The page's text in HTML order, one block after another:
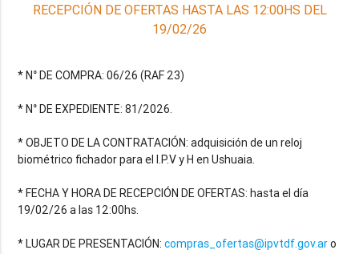
RECEPCIÓN DE OFERTAS HASTA LAS 12:00HS DEL
19/02/26
* N° DE COMPRA: 06/26 (RAF 23)
* N° DE EXPEDIENTE: 81/2026.
* OBJETO DE LA CONTRATACIÓN: adquisición de un reloj
biométrico fichador para el I.P.V y H en Ushuaia.
* FECHA Y HORA DE RECEPCIÓN DE OFERTAS: hasta el día
19/02/26 a las 12:00hs.
* LUGAR DE PRESENTACIÓN:compras_ofertas@ipvtdf.gov.aro